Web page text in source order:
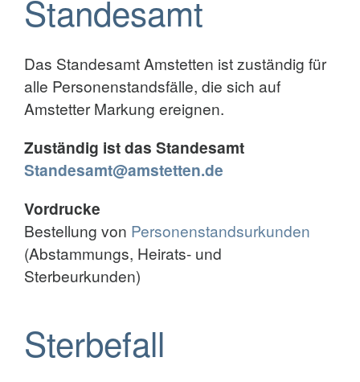
Standesamt
Das Standesamt Amstetten ist zuständig für
alle Personenstandsfälle, die sich auf
Amstetter Markung ereignen.
Zuständig ist das Standesamt
Standesamt@amstetten.de
Vordrucke
Bestellung von Personenstandsurkunden
(Abstammungs, Heirats- und
Sterbeurkunden)
Sterbefall